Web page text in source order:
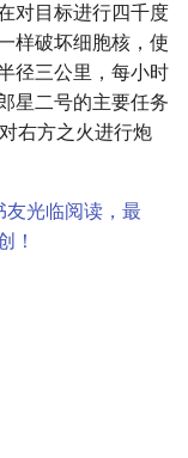
对目标进行四千度
样破坏细胞核，使
径三公里，每小时
星二号的主要任务
右方之火进行炮
友光临阅读，最
！